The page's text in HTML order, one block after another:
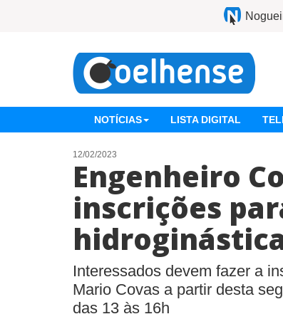
NOTÍCIAS LISTA DIGITAL
12/02/2023
Engenheiro
inscrições
Interessados devem fazer a
Mario Covas a partir desta
das 13 às 16h